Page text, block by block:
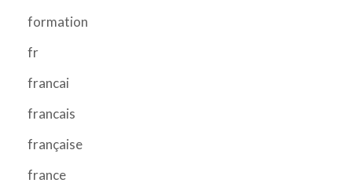
formation
fr
francai
francais
française
france